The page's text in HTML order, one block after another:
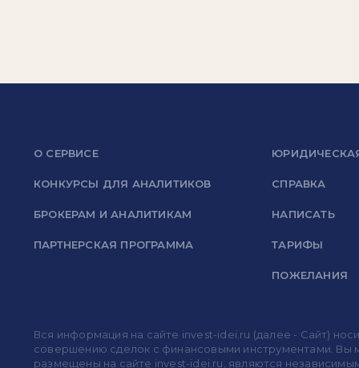
О СЕРВИСЕ
КОНКУРСЫ ДЛЯ АНАЛИТИКОВ
БРОКЕРАМ И АНАЛИТИКАМ
ПАРТНЕРСКАЯ ПРОГРАММА
СПРАВКА
НАПИСАТЬ
ТАРИФЫ
ПОЖЕЛАНИЯ
Вся информация на сайте invest-idei.ru (далее - Сайт)
совершению сделок с финансовыми инструментами. Вы
размещены на сайте invest-idei.ru, являются